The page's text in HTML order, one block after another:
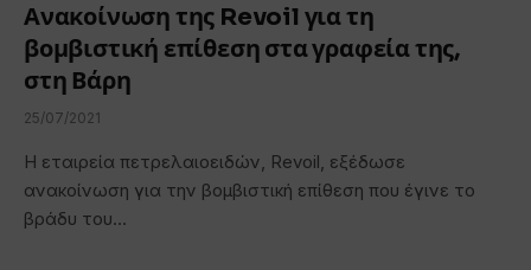
Ανακοίνωση της Revoil για τη
βομβιστική επίθεση στα γραφεία της,
στη Βάρη
25/07/2021
H εταιρεία πετρελαιοειδών, Revoil, εξέδωσε
ανακοίνωση για την βομβιστική επίθεση που έγινε το
βράδυ του…